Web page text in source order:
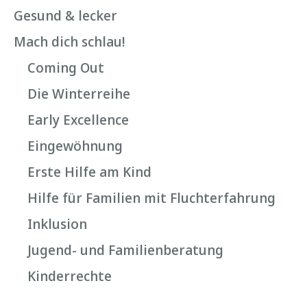
Gesund & lecker
Mach dich schlau!
Coming Out
Die Winterreihe
Early Excellence
Eingewöhnung
Erste Hilfe am Kind
Hilfe für Familien mit Fluchterfahrung
Inklusion
Jugend- und Familienberatung
Kinderrechte